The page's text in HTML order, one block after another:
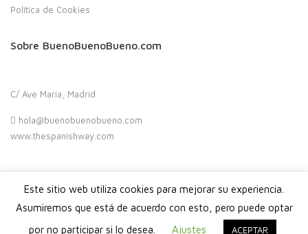
Política de Cookies
Sobre BuenoBuenoBueno.com
C/ Ave María, Madrid
hola@buenobuenobueno.com
www.thespanishway.com
Copyright 2020. Buenobuenobueno.com - Todos los derechos
reservados
Este sitio web utiliza cookies para mejorar su experiencia.
Asumiremos que está de acuerdo con esto, pero puede optar
por no participar si lo desea.
Ajustes ACEPTAR